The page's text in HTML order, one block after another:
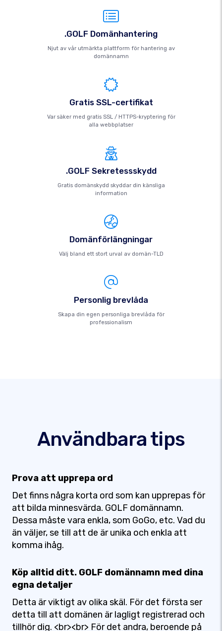
.GOLF Domänhantering
Njut av vår utmärkta plattform för hantering av
domännamn
Gratis SSL-certifikat
Var säker med gratis SSL / HTTPS-kryptering för
alla webbplatser
.GOLF Sekretessskydd
Gratis domänskydd skyddar din känsliga
information
Domänförlängningar
Välj bland ett stort urval av domän-TLD
Personlig brevlåda
Skapa din egen personliga brevlåda för
professionalism
Användbara tips
Prova att upprepa ord
Det finns några korta ord som kan upprepas för
att bilda minnesvärda. GOLF domännamn.
Dessa måste vara enkla, som GoGo, etc. Vad du
än väljer, se till att de är unika och enkla att
komma ihåg.
Köp alltid ditt. GOLF domännamn med dina
egna detaljer
Detta är viktigt av olika skäl. För det första ser
detta till att domänen är lagligt registrerad och
tillhör dig. <br><br> För det andra, beroende på